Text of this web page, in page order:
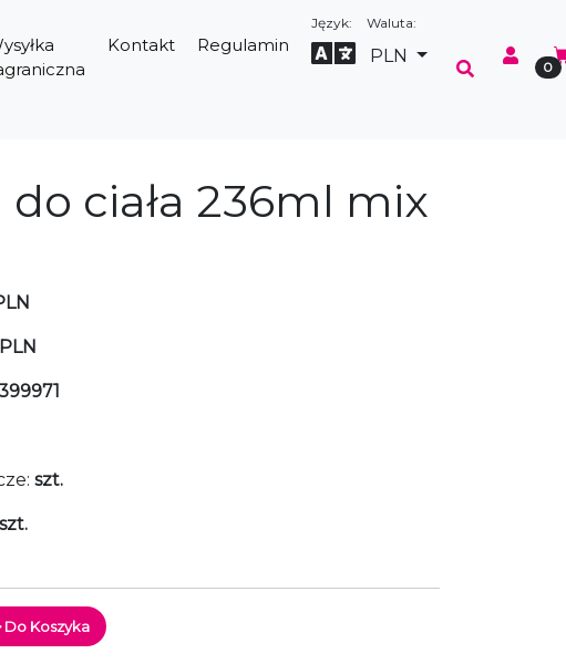
Kontakt Regulamin
Język:
Select Language
Waluta:
PLN
0
ciała 236ml mix
szt.
Do Koszyka